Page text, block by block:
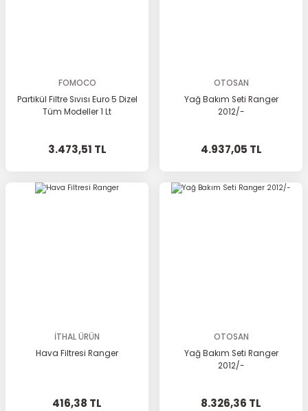
FOMOCO
Partikül Filtre Sıvısı Euro 5 Dizel
Tüm Modeller 1 Lt
3.473,51 TL
OTOSAN
Yağ Bakım Seti Ranger
2012/-
4.937,05 TL
İTHAL ÜRÜN
Hava Filtresi Ranger
416,38 TL
OTOSAN
Yağ Bakım Seti Ranger
2012/-
8.326,36 TL